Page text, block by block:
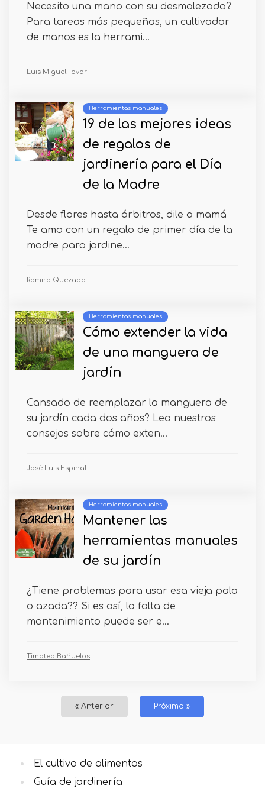
Necesito una mano con su desmalezado?
Para tareas más pequeñas, un cultivador
de manos es la herrami...
Luis Miguel Tovar
Herramientas manuales
19 de las mejores ideas
de regalos de
jardinería para el Día
de la Madre
Desde flores hasta árbitros, dile a mamá
Te amo con un regalo de primer día de la
madre para jardine...
Ramiro Quezada
Herramientas manuales
Cómo extender la vida
de una manguera de
jardín
Cansado de reemplazar la manguera de
su jardín cada dos años? Lea nuestros
consejos sobre cómo exten...
José Luis Espinal
Herramientas manuales
Mantener las
herramientas manuales
de su jardín
¿Tiene problemas para usar esa vieja pala
o azada?? Si es así, la falta de
mantenimiento puede ser e...
Timoteo Bañuelos
« Anterior Próximo »
El cultivo de alimentos
Guía de jardinería